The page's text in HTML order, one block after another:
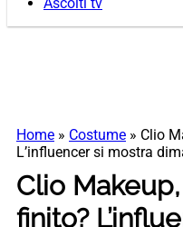
Ascolti tv
Home » Costume » Clio
L’influencer si mostra
Clio
finito?